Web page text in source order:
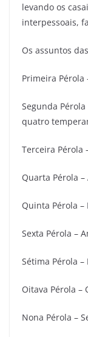
levando os
interpessoais,
Os assuntos
Primeira Pérola
Segunda
quatro
Terceira Pérola
Quarta Pérola
Quinta Pérola
Sexta Pérola –
Sétima Pérola
Oitava Pérola –
Nona Pérola –